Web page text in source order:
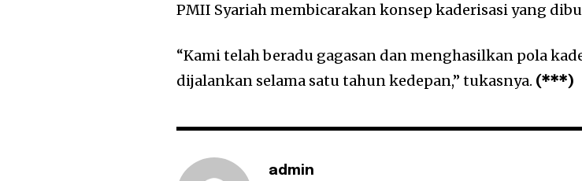
PMII Syariah membicarakan konsep kaderisasi yang
“Kami telah beradu gagasan dan menghasilkan pola
dijalankan selama satu tahun kedepan,” tukasnya. (***)
admin